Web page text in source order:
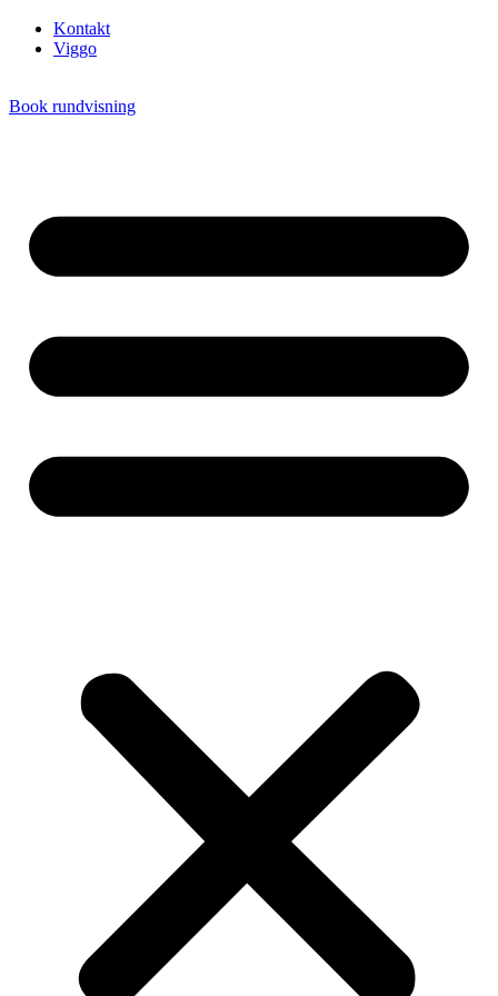
Kontakt
Viggo
Book rundvisning